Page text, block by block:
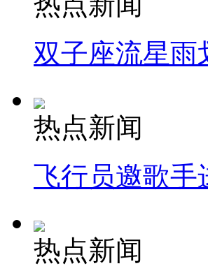
双子座流星雨
热点新闻
飞行员邀歌手
热点新闻